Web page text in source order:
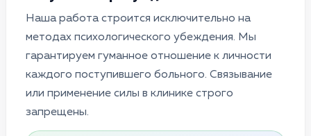
Наша работа строится исключительно на
методах психологического убеждения. Мы
гарантируем гуманное отношение к личности
каждого поступившего больного. Связывание
или применение силы в клинике строго
запрещены.